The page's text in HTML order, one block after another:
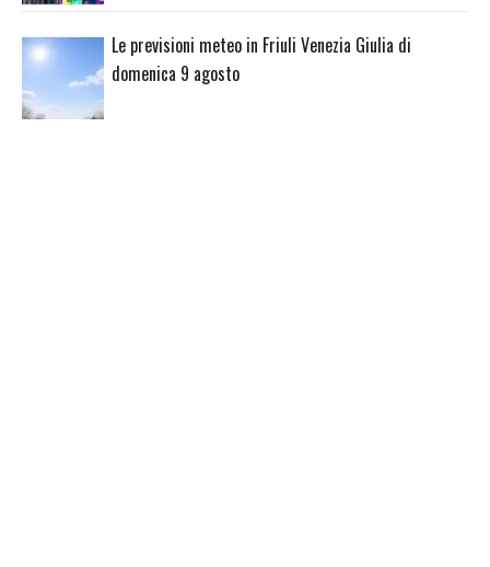
Le previsioni meteo in Friuli Venezia Giulia di
domenica 9 agosto